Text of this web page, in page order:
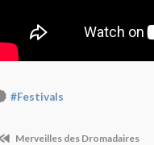
#Festivals
Merveilles des Dromadaires